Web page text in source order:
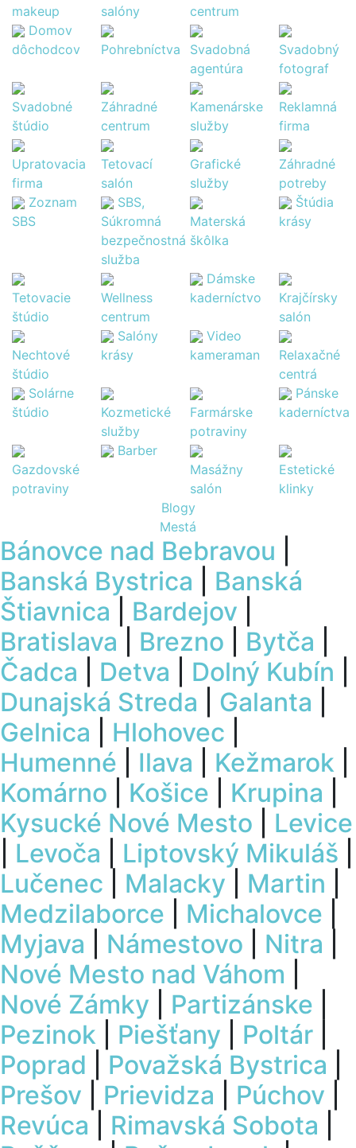
makeup salóny
centrum
Domov
dôchodcov
Pohrebníctva
Svadobná
agentúra
Svadobný
fotograf
Svadobné
štúdio
Záhradné
centrum
Kamenárske
služby
Reklamná
firma
Upratovacia
firma
Tetovací
salón
Grafické
služby
Záhradné
potreby
Zoznam
SBS
SBS,
Súkromná
bezpečnostná
služba
Materská
škôlka
Štúdia
krásy
Tetovacie
štúdio
Wellness
centrum
Dámske
kaderníctvo
Krajčírsky
salón
Nechtové
štúdio
Salóny
krásy
Video
kameraman
Relaxačné
centrá
Solárne
štúdio
Kozmetické
služby
Farmárske
potraviny
Pánske
kaderníctva
Gazdovské
potraviny
Barber
Masážny
salón
Estetické
klinky
Blogy
Mestá
Bánovce nad Bebravou
Banská Bystrica
Banská
Štiavnica
Bardejov
Bratislava
Brezno Bytča
Čadca
Detva Dolný Kubín
Dunajská Streda
Galanta
Gelnica
Hlohovec
Humenné
Ilava Kežmarok
Komárno
Košice Krupina
Kysucké Nové Mesto
Levice
Levoča Liptovský Mikuláš
Lučenec
Malacky Martin
Medzilaborce
Michalovce
Myjava
Námestovo Nitra
Nové Mesto nad Váhom
Nové Zámky
Partizánske
Pezinok
Piešťany Poltár
Poprad
Považská Bystrica
Prešov
Prievidza Púchov
Revúca
Rimavská Sobota